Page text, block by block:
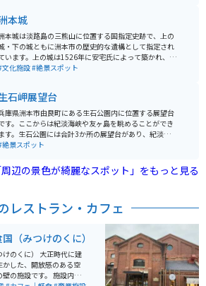
フと淡路島の玉ねぎをふんだんに使った名物「淡路バ
ガー」が食べれます。
本城
本城は淡路島の三熊山に位置する国指定史跡で、上の
・下の城ともに洲本市の歴史的な遺構として指定され
います。上の城は1526年に安宅氏によって築かれ、天
台から洲本市街を一望することができます。 下の城は
り、2017年に続日本100名城に選定されました。城跡
は公園施設で、常時無料開放されています。山麓には洲
城に関する資料を展示する洲本市立淡路文化史料館が
建てられています。 天守閣は当時のものではなく、最近
て替えられたものです。城の周りは自然情緒豊かな公
あり、ゆったりと散策できます。高台に建てられている
め、洲本をはじめ広範囲を一望できる絶景スポットで
文化施設#絶景スポット
石岬展望台
庫県洲本市由良町にある生石公園内に位置する展望台
す。ここからは紀淡海峡や友ヶ島を眺めることができ
ます。生石公園には合計3か所の展望台があり、紀淡海峡
体が望める紀望台もあります。梅園に260本の梅が植
ます。向かいは和歌山で、晴れた日には和歌山と和歌
までのいくつかの島が見えます。 さらに、歴史的な遺
できます。生石公園は自然観察・歴史学習の拠点とし
絶景スポット
周辺の景色が綺麗なスポット」をもっと見る
レストラン・カフェ
（みつけのくに）
大正時代に建
した、開放感のある空
の施設です。 施設内に